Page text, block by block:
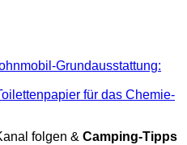
Grundausstattung:
für das Chemie-
folgen & Camping-Tipps